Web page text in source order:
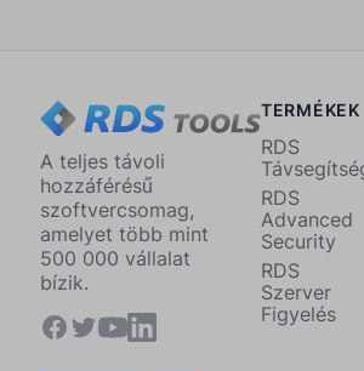
A teljes távoli
hozzáférésű
szoftvercsomag,
amelyet több mint
500 000 vállalat
bízik.
TERMÉKEK
RDS
RDS
Advanced
Security
RDS
Szerver
Figyelés